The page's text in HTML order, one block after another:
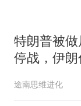
特朗普被
停战，伊朗
途南思维进化